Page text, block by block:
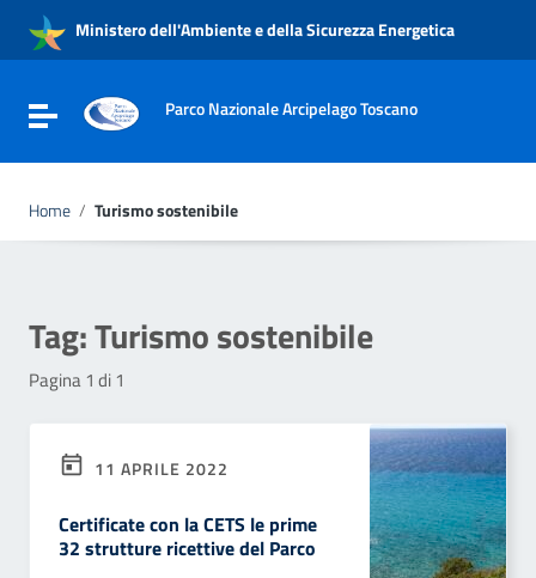
Vai al menu di navigazione
Vai al footer
Ministero dell'Ambiente e della Sicurezza Energetica
Attiva / disattiva la navigazione
Parco Nazionale Arcipelago Toscano
Home / Turismo sostenibile
Tag:Turismo sostenibile
Pagina 1 di 1
11 APRILE 2022
Certificate con la CETS le prime
32 strutture ricettive del Parco